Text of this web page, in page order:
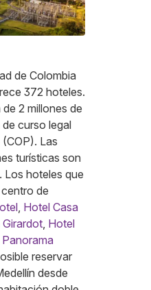
de Colombia
372 hoteles.
2 millones de
curso legal
Las
turísticas son
. Los hoteles que
de
, Hotel Casa
, Hotel
reservar
desde